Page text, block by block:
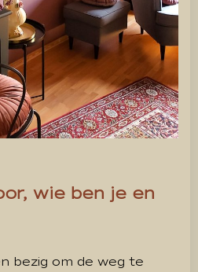
wie ben je en
bezig om de weg te